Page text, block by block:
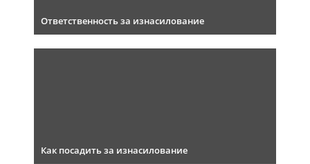
Ответственность за изнасилование
Как посадить за изнасилование